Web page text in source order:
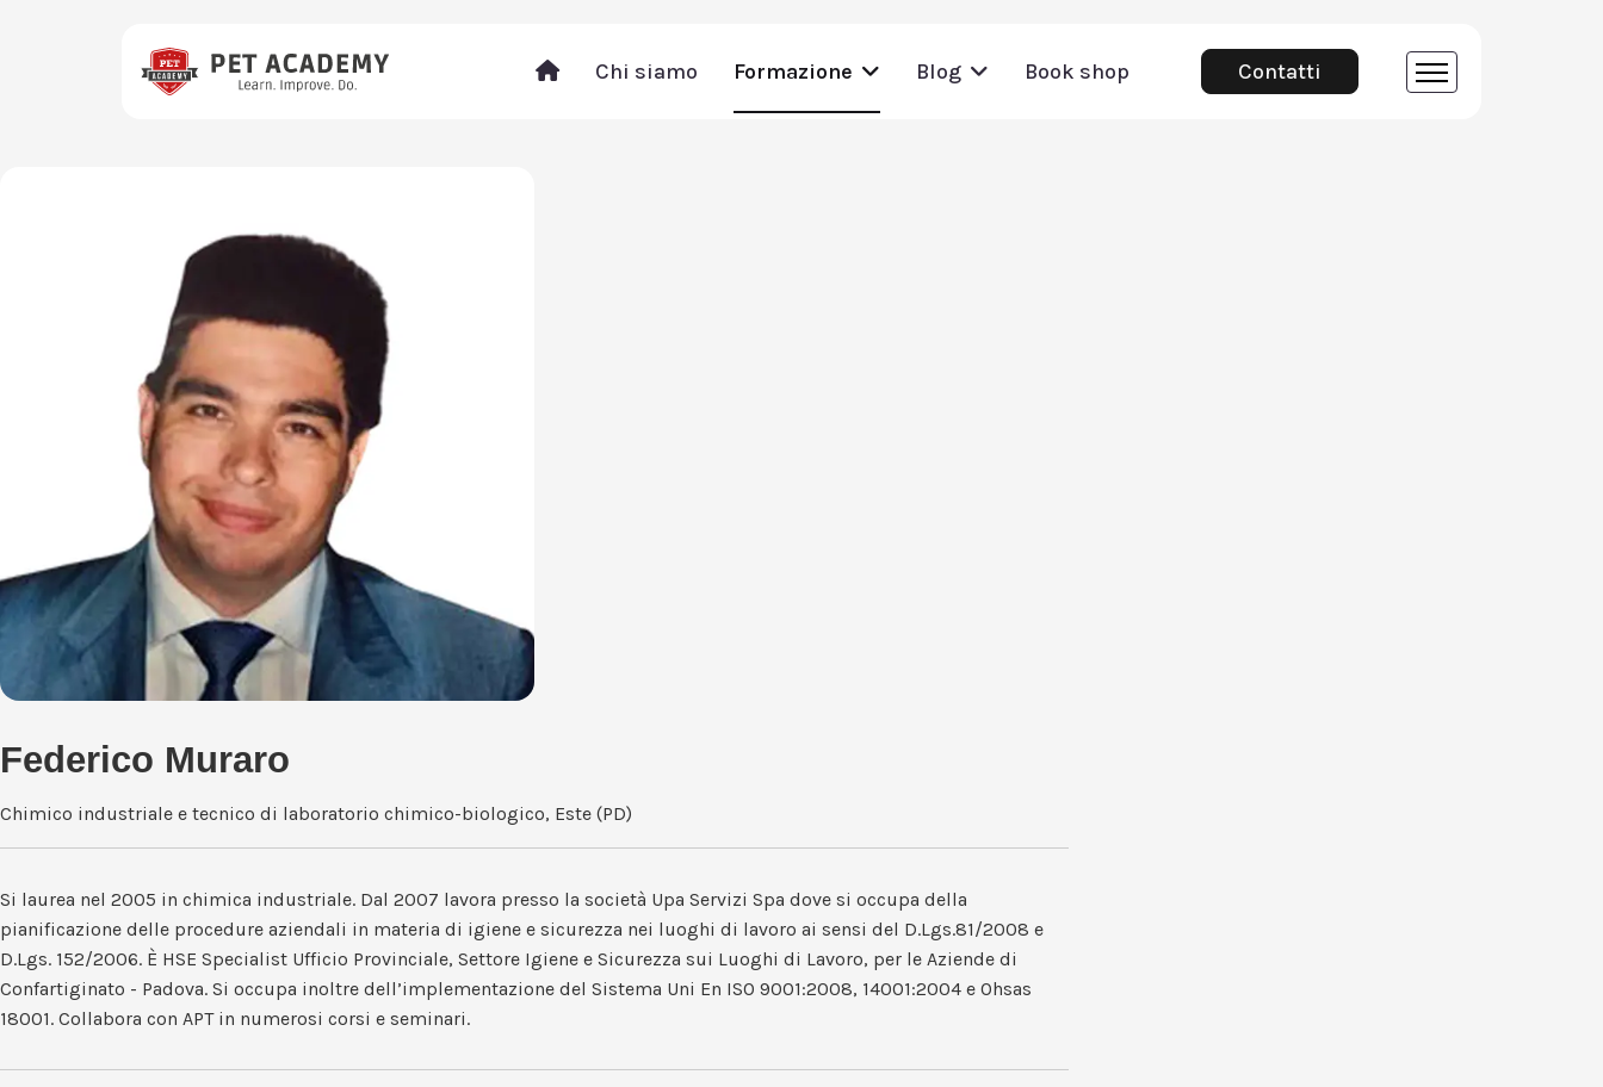
Chi siamo Formazione Blog Book shop Contatti
Federico Muraro
Chimico industriale e tecnico di laboratorio chimico-biologico, Este (PD)
Si laurea nel 2005 in chimica industriale. Dal 2007 lavora presso la società Upa Servizi Spa dove si occupa della
pianificazione delle procedure aziendali in materia di igiene e sicurezza nei luoghi di lavoro ai sensi del D.Lgs.81/2008 e
D.Lgs. 152/2006. È HSE Specialist Ufficio Provinciale, Settore Igiene e Sicurezza sui Luoghi di Lavoro, per le Aziende di
Confartiginato - Padova. Si occupa inoltre dell’implementazione del Sistema Uni En ISO 9001:2008, 14001:2004 e Ohsas
18001. Collabora con APT in numerosi corsi e seminari.